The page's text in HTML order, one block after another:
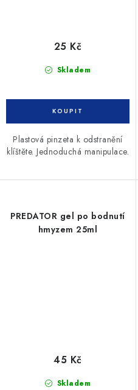
Skladem
25 Kč
Plastová pinzeta k odstranění
klíštěte. Jednoduchá manipulace.
PREDATOR gel po bodnutí
hmyzem 25ml
Skladem
45 Kč